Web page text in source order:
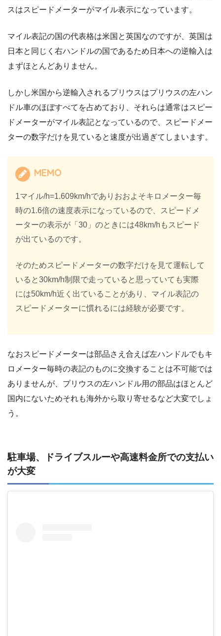
スはスピードメーターがマイル表示になっています。
マイル表記の国の代表格は米国と英国なのですが、英国は
日本と同じく右ハンドルの国であるため日本への逆輸入は
まずほとんどありません。
しかし米国から逆輸入されるプリウスはプリウスの左ハン
ドル車のほぼすべてを占めており、それらは通常はスピー
ドメーターがマイル表記となっているので、スピードメー
ターの数字だけを見ていると速度が出過ぎてしまいます。
MEMO
1マイル/h=1.609km/hでありおおよそキロメーター毎
時の1.6倍の速度表示になっているので、スピードメ
ーターの表示が「30」のときには48km/hもスピード
が出ているのです。
そのためスピードメーターの数字だけを見て運転して
いると30km/h制限で走っていると思っていても実際
には50km/h近く出ていることがあり、マイル表記の
スピードメーターに慣れるには経験が必要です。
なおスピードメーターは部品さえ合えば左ハンドルでもキ
ロメーター毎時の表記のものに交換することは不可能では
ありませんが、プリウスの左ハンドル用の部品はほとんど
国内にないためそれも海外から取り寄せるなど大変でしょ
う。
駐車場、ドライブスルーや高速料金所での支払い
が大変